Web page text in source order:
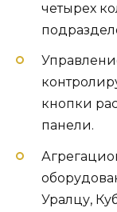
четырех
кнопки
панели.
Уралцу,